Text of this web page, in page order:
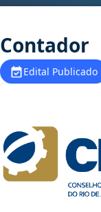
Contador
Edital Publicado